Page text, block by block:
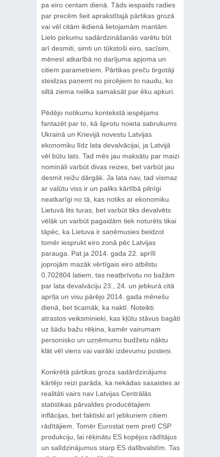
pa eiro centam dienā. Tāds iespaids radies
par precēm šeit aprakstītajā pārtikas grozā
vai vēl citām ikdienā lietojamām mantām.
Lielo pirkumu sadārdzināšanās varētu būt
arī desmiti, simti un tūkstoši eiro, sacīsim,
mēnesī atkarībā no darījuma apjoma un
citiem parametriem. Pārtikas preču tirgotāji
steidzas paņemt no pircējiem to naudu, ko
siltā ziema nelika samaksāt par ēku apkuri.
Pēdējo notikumu kontekstā iespējams
fantazēt par to, kā šprotu noieta sabrukums
Ukrainā un Krievijā novestu Latvijas
ekonomiku līdz lata devalvācijai, ja Latvijā
vēl būtu lats. Tad mēs jau maksātu par maizi
nomināli varbūt divas reizes, bet varbūt jau
desmit reižu dārgāk. Ja lata nav, tad vismaz
ar valūtu viss ir un paliks kārtībā pilnīgi
neatkarīgi no tā, kas notiks ar ekonomiku.
Lietuvā lits turas, bet varbūt tiks devalvēts
vēlāk un varbūt pagaidām tiek noturēts tikai
tāpēc, ka Lietuva ir saņēmusies beidzot
tomēr iesprukt eiro zonā pēc Latvijas
parauga. Pat ja 2014. gada 22. aprīlī
joprojām mazāk vērtīgais eiro atbilstu
0,702804 latiem, tas neatbrīvotu no bažām
par lata devalvāciju 23., 24. un jebkurā citā
aprīļa un visu pārējo 2014. gada mēnešu
dienā, bet ticamāk, ka naktī. Noteikti
atrastos veiksminieki, kas kļūtu stāvus bagāti
uz šādu bažu rēķina, kamēr vairumam
personisko un uzņēmumu budžetu nāktu
klāt vēl viens vai vairāki izdevumu posteņi.
Konkrētā pārtikas groza sadārdzinājums
kārtējo reizi parāda, ka nekādas sasaistes ar
realitāti vairs nav Latvijas Centrālās
statistikas pārvaldes producētajiem
inflācijas, bet faktiski arī jebkuriem citiem
rādītājiem. Tomēr Eurostat ņem pretī CSP
produkciju, lai rēķinātu ES kopējos rādītājus
un salīdzinājumus starp ES dalībvalstīm. Tas